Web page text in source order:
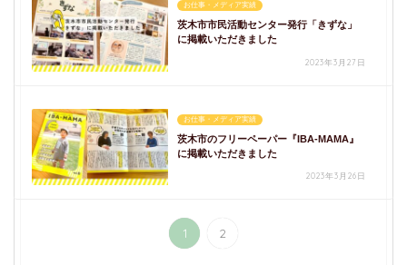
お仕事・メディア実績
茨木市市民活動センター発行「きずな」
に掲載いただきました
2023年3月27日
お仕事・メディア実績
茨木市のフリーペーパー『IBA-MAMA』
に掲載いただきました
2023年3月26日
1 2